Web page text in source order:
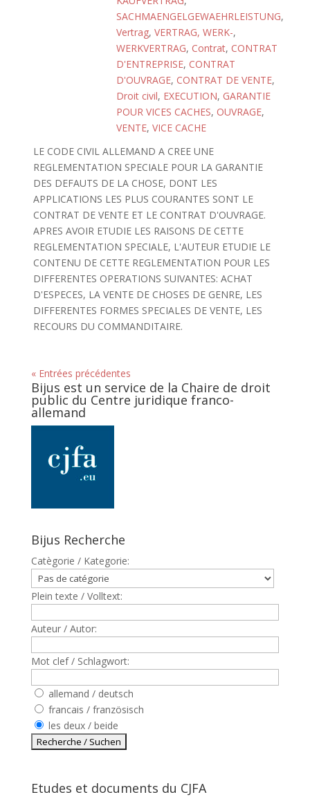
SACHMAENGELGEWAEHRLEISTUNG,
Vertrag, VERTRAG, WERK-,
WERKVERTRAG, Contrat, CONTRAT
D'ENTREPRISE, CONTRAT
D'OUVRAGE, CONTRAT DE VENTE,
Droit civil, EXECUTION, GARANTIE
POUR VICES CACHES, OUVRAGE,
VENTE, VICE CACHE
LE CODE CIVIL ALLEMAND A CREE UNE
REGLEMENTATION SPECIALE POUR LA GARANTIE
DES DEFAUTS DE LA CHOSE, DONT LES
APPLICATIONS LES PLUS COURANTES SONT LE
CONTRAT DE VENTE ET LE CONTRAT D'OUVRAGE.
APRES AVOIR ETUDIE LES RAISONS DE CETTE
REGLEMENTATION SPECIALE, L'AUTEUR ETUDIE LE
CONTENU DE CETTE REGLEMENTATION POUR LES
DIFFERENTES OPERATIONS SUIVANTES: ACHAT
D'ESPECES, LA VENTE DE CHOSES DE GENRE, LES
DIFFERENTES FORMES SPECIALES DE VENTE, LES
RECOURS DU COMMANDITAIRE.
« Entrées précédentes
Bijus est un service de la Chaire de droit
public du Centre juridique franco-
allemand
Bijus Recherche
Catègorie / Kategorie:
Plein texte / Volltext:
Auteur / Autor:
Mot clef / Schlagwort:
allemand / deutsch
francais / französisch
les deux / beide
Etudes et documents du CJFA